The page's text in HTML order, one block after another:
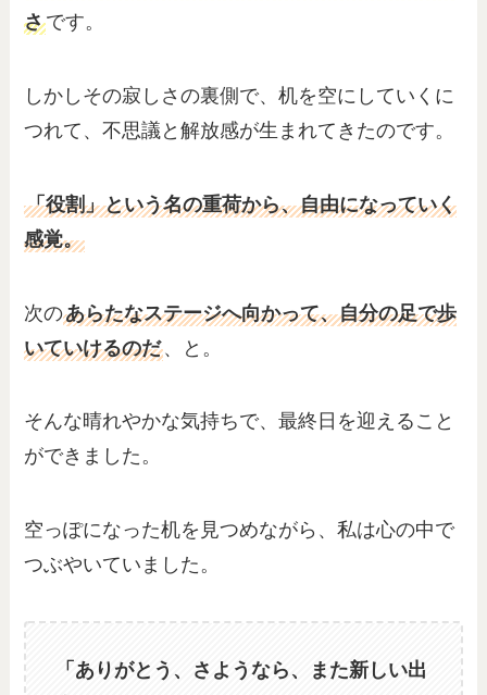
さです。
しかしその寂しさの裏側で、机を空にしていくに
つれて、不思議と解放感が生まれてきたのです。
「役割」という名の重荷から、自由になっていく
感覚。
次のあらたなステージへ向かって、自分の足で歩
いていけるのだ、と。
そんな晴れやかな気持ちで、最終日を迎えること
ができました。
空っぽになった机を見つめながら、私は心の中で
つぶやいていました。
「ありがとう、さようなら、また新しい出